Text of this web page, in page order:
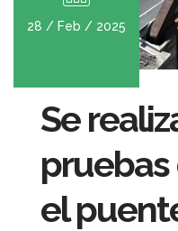
28 / Feb / 2025
Se
pruebas
el